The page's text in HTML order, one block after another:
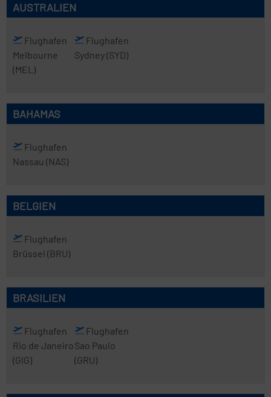
AUSTRALIEN
Flughafen
Melbourne
(MEL)
Flughafen
Sydney(SYD)
BAHAMAS
Flughafen
Nassau (NAS)
BELGIEN
Flughafen
Brüssel (BRU)
BRASILIEN
Flughafen
Rio de Janeiro
(GIG)
Flughafen
Sao Paulo
(GRU)